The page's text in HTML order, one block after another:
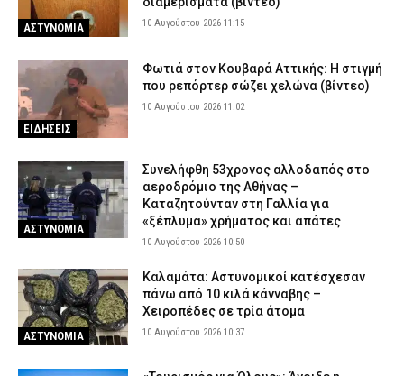
ΑΣΤΥΝΟΜΙΑ 10 Αυγούστου 2026 11:15
ΕΙΔΗΣΕΙΣ
Φωτιά στον Κουβαρά Αττικής: Η στιγμή
που ρεπόρτερ σώζει χελώνα (βίντεο)
10 Αυγούστου 2026 11:02
ΑΣΤΥΝΟΜΙΑ
Συνελήφθη 53χρονος αλλοδαπός στο
αεροδρόμιο της Αθήνας –
Καταζητούνταν στη Γαλλία για
«ξέπλυμα» χρήματος και απάτες
10 Αυγούστου 2026 10:50
ΑΣΤΥΝΟΜΙΑ
Καλαμάτα: Αστυνομικοί κατέσχεσαν
πάνω από 10 κιλά κάνναβης –
Χειροπέδες σε τρία άτομα
10 Αυγούστου 2026 10:37